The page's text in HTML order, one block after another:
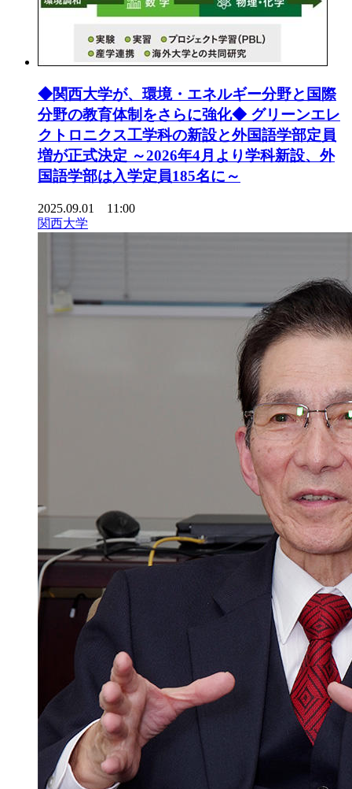
◆関西大学が、環境・エネルギー分野と国際
分野の教育体制をさらに強化◆ グリーンエレ
クトロニクス工学科の新設と外国語学部定員
増が正式決定 ～2026年4月より学科新設、外
国語学部は入学定員185名に～
2025.09.01 11:00
関西大学